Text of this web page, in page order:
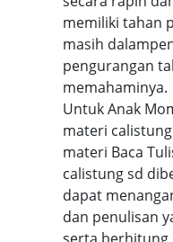
memiliki tahan
masih
pengurangan
memahaminya.
Untuk Anak
materi
materi Baca
calistung sd
dapat
dan penulisan